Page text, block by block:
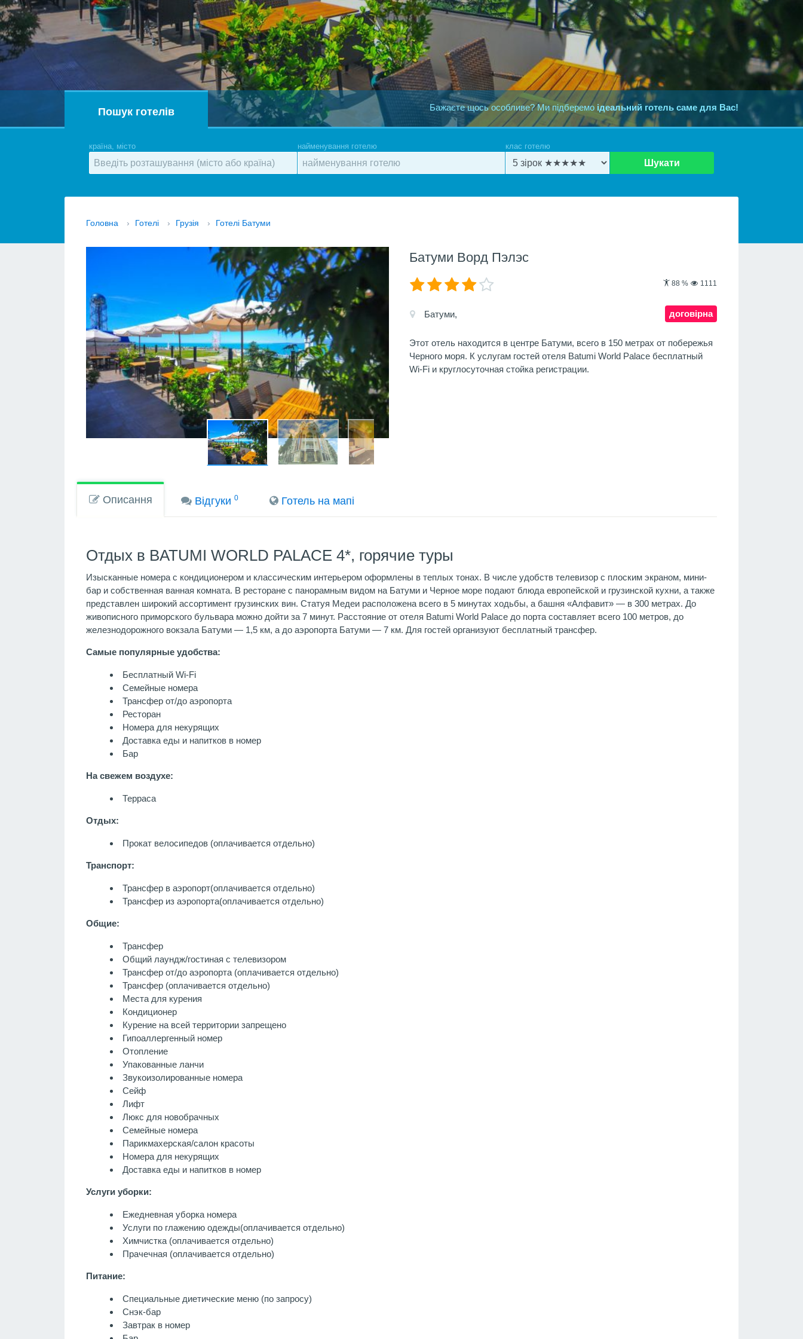
Бажаєте щось особливе? Ми підберемо ідеальний готель саме для Вас!
Пошук готелів
країна, місто найменування готелю клас готелю
Шукати
Головна › Готелі › Грузія › Готелі Батуми
Батуми Ворд Пэлэс
88 % 1111
договірна
Батуми,
Этот отель находится в центре Батуми, всего в 150 метрах от побережья
Черного моря. К услугам гостей отеля Batumi World Palace бесплатный
Wi-Fi и круглосуточная стойка регистрации.
Описання Вiдгуки0 Готель на мапi
Отдых в BATUMI WORLD PALACE 4*, горячие туры
Изысканные номера с кондиционером и классическим интерьером оформлены в теплых тонах. В числе удобств телевизор с плоским экраном, мини-
бар и собственная ванная комната. В ресторане с панорамным видом на Батуми и Черное море подают блюда европейской и грузинской кухни, а также
представлен широкий ассортимент грузинских вин. Статуя Медеи расположена всего в 5 минутах ходьбы, а башня «Алфавит» — в 300 метрах. До
живописного приморского бульвара можно дойти за 7 минут. Расстояние от отеля Batumi World Palace до порта составляет всего 100 метров, до
железнодорожного вокзала Батуми — 1,5 км, а до аэропорта Батуми — 7 км. Для гостей организуют бесплатный трансфер.
Самые популярные удобства:
Бесплатный Wi-Fi
Семейные номера
Трансфер от/до аэропорта
Ресторан
Номера для некурящих
Доставка еды и напитков в номер
Бар
На свежем воздухе:
Терраса
Отдых:
Прокат велосипедов (оплачивается отдельно)
Транспорт:
Трансфер в аэропорт(оплачивается отдельно)
Трансфер из аэропорта(оплачивается отдельно)
Общие:
Трансфер
Общий лаундж/гостиная с телевизором
Трансфер от/до аэропорта (оплачивается отдельно)
Трансфер (оплачивается отдельно)
Места для курения
Кондиционер
Курение на всей территории запрещено
Гипоаллергенный номер
Отопление
Упакованные ланчи
Звукоизолированные номера
Сейф
Лифт
Люкс для новобрачных
Семейные номера
Парикмахерская/салон красоты
Номера для некурящих
Доставка еды и напитков в номер
Услуги уборки:
Ежедневная уборка номера
Услуги по глажению одежды(оплачивается отдельно)
Химчистка (оплачивается отдельно)
Прачечная (оплачивается отдельно)
Питание:
Специальные диетические меню (по запросу)
Снэк-бар
Завтрак в номер